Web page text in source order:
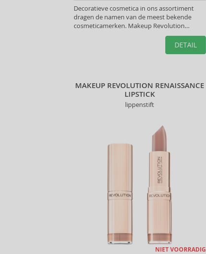
Decoratieve cosmetica in ons assortiment
dragen de namen van de meest bekende
cosmeticamerken. Makeup Revolution
Paletten helpen u de perfecte look te creëren.
DETAIL
MAKEUP REVOLUTION RENAISSANCE
LIPSTICK
lippenstift
NIET VOORRADIG